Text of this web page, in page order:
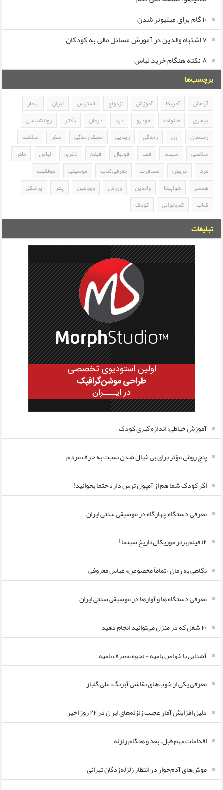
۱۰ گام برای میلیونر شدن
۷ اشتباه والدین در آموزش مسائل مالی به کودکان
۸ نکته هنگام خرید لباس
برچسب‌ها
آرامش آمریکا آموزش ازدواج استرس ایران
بیمار
بیماری
خانواده خودرو درد درمان دکتر
روانشناسی
زمستان
زن زندگی زیبایی سبک زندگی سفر
سلامت
سلامتی
سینما فضا فوتبال فیلم لاغری لباس
مادر
مرد
مریض مسافرت معرفی کتاب موسیقی
موفقیت
همسر
هواپیما والدین ورزش ویتامین پدر
پزشکی
کتاب
کتابخوانی کودک
تبلیغات
آموزش خیاطی: اندازه گیری کودک
پنج روش مؤثر برای بی خیال شدن نسبت به حرف مردم
اگر کودک شما هم از آمپول ترس دارد حتما بخوانید!
معرفی دستگاه چهارگاه در موسیقی سنتی ایران
۱۲ فیلم برتر موزیکال تاریخ سینما !
نگاهی به رمان «تماماً مخصوص» عباس معروفی
معرفی دستگاه ها و آوازها در موسیقی سنتی ایران
۲۰ شغل که در منزل می‌توانید انجام دهید
آشنایی با خواص بامیه + نحوه مصرف بامیه
معرفی یکی از خوب‌های نقاشی آبرنگ؛ علی گلباز
دلیل افزایش آمار عجیب زلزله‌های ایران در ۲۲ روز اخیر
اقدامات مهم قبل، بعد و هنگام زلزله
موش‌های آدم‌خوار در انتظار زلزله‌زدگان تهرانی